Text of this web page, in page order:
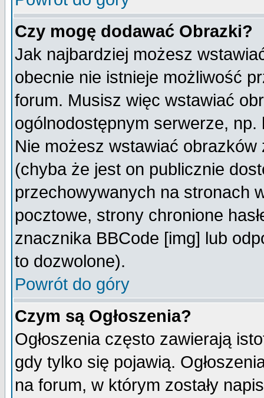
Czy mogę dodawać Obrazki?
Jak najbardziej możesz
obecnie nie istnieje możliwość
forum. Musisz więc wstawiać
ogólnodostępnym serwerze,
Nie możesz wstawiać
(chyba że jest on publicznie
przechowywanych na stronach
pocztowe, strony chronione
znacznika BBCode [img] lub
to dozwolone).
Powrót do góry
Czym są Ogłoszenia?
Ogłoszenia często zawierają
gdy tylko się pojawią.
na forum, w którym zostały